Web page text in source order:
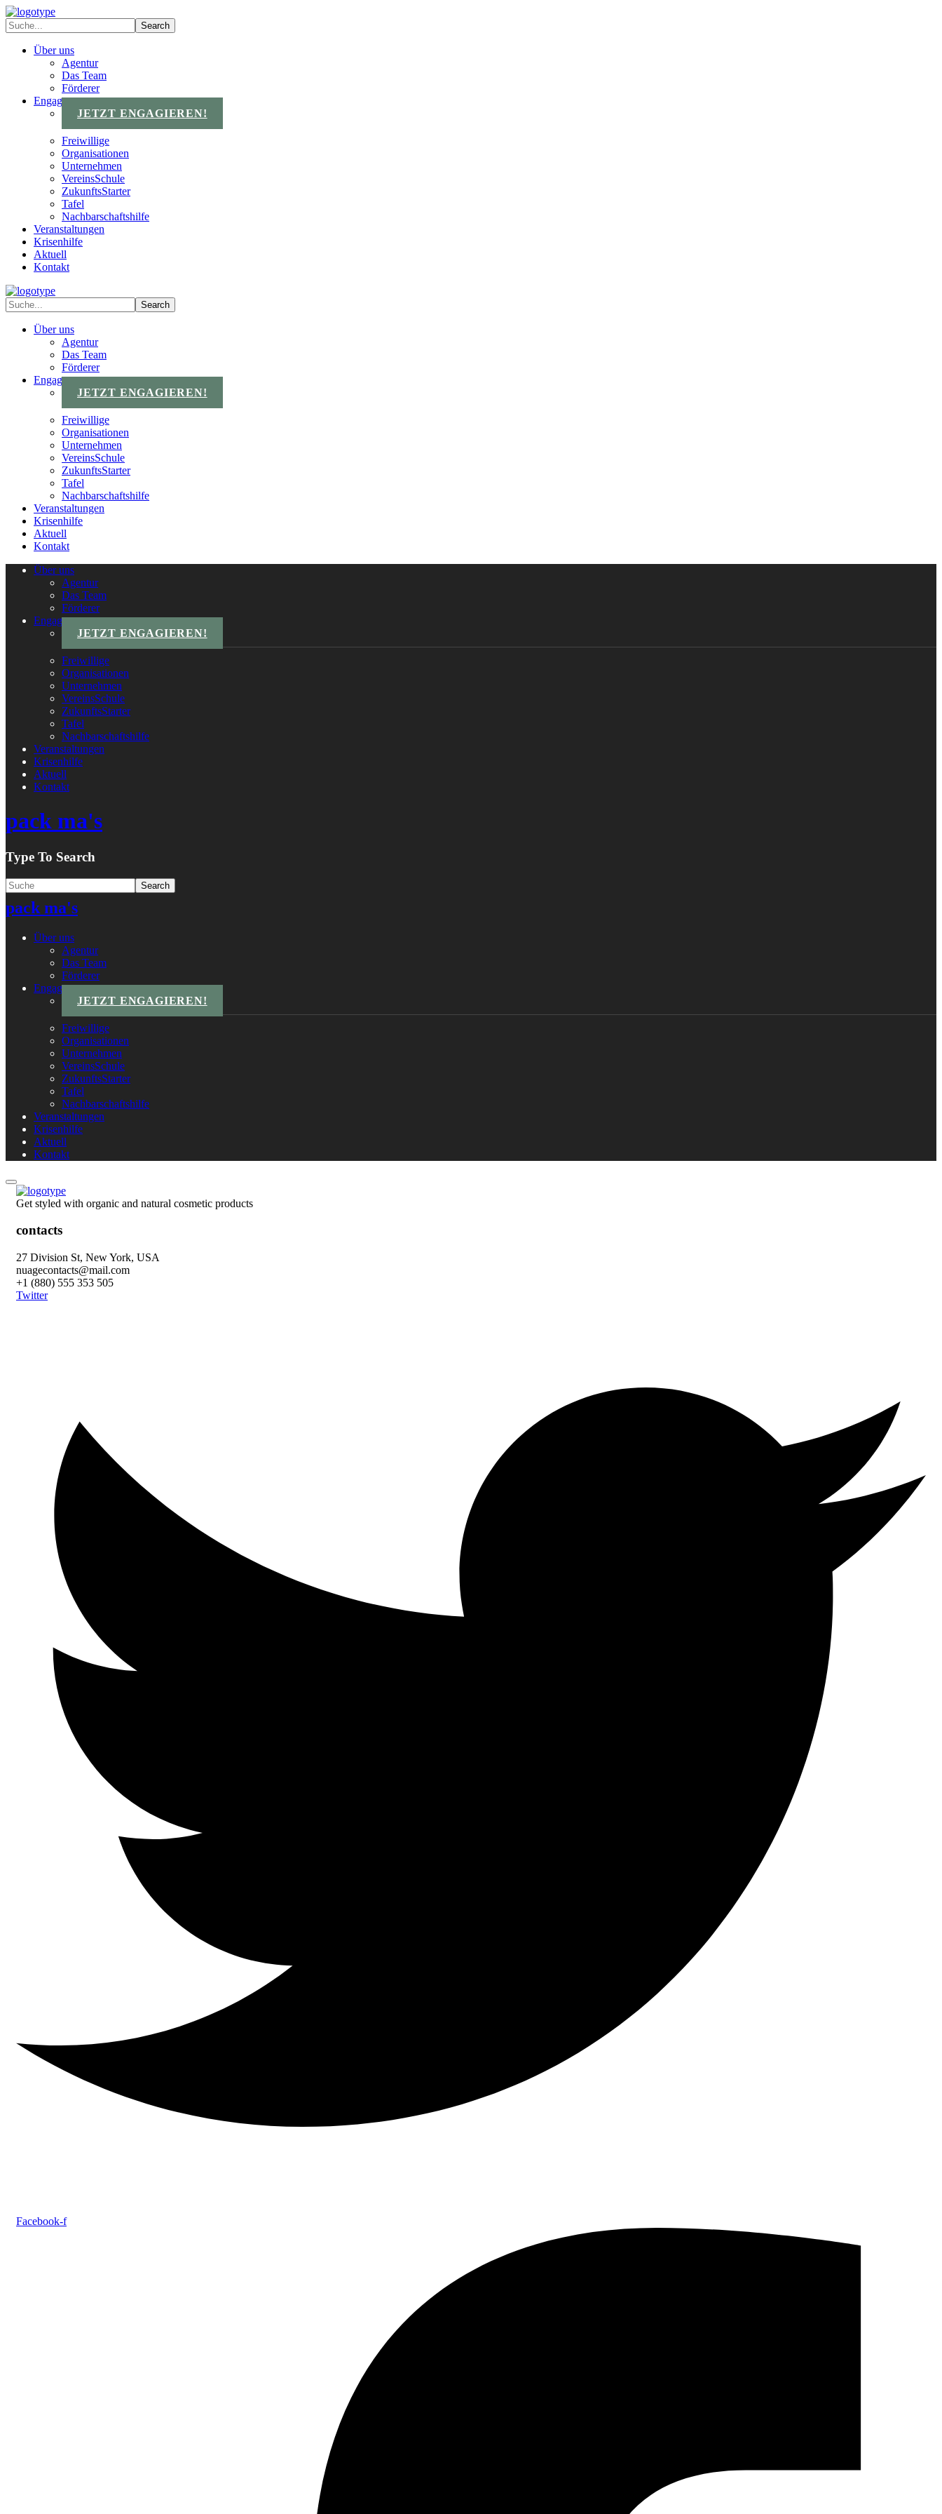
Über uns
Agentur
Das Team
Förderer
Engagements
JETZT ENGAGIEREN!
Freiwillige
Organisationen
Unternehmen
VereinsSchule
ZukunftsStarter
Tafel
Nachbarschaftshilfe
Veranstaltungen
Krisenhilfe
Aktuell
Kontakt
Über uns
Agentur
Das Team
Förderer
Engagements
JETZT ENGAGIEREN!
Freiwillige
Organisationen
Unternehmen
VereinsSchule
ZukunftsStarter
Tafel
Nachbarschaftshilfe
Veranstaltungen
Krisenhilfe
Aktuell
Kontakt
Über uns
Agentur
Das Team
Förderer
Engagements
JETZT ENGAGIEREN!
Freiwillige
Organisationen
Unternehmen
VereinsSchule
ZukunftsStarter
Tafel
Nachbarschaftshilfe
Veranstaltungen
Krisenhilfe
Aktuell
Kontakt
pack ma's
Type To Search
pack ma's
Über uns
Agentur
Das Team
Förderer
Engagements
JETZT ENGAGIEREN!
Freiwillige
Organisationen
Unternehmen
VereinsSchule
ZukunftsStarter
Tafel
Nachbarschaftshilfe
Veranstaltungen
Krisenhilfe
Aktuell
Kontakt
Get styled with organic and natural cosmetic products
contacts
27 Division St, New York, USA
nuagecontacts@mail.com
+1 (880) 555 353 505
Twitter
Facebook-f